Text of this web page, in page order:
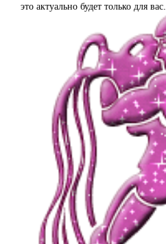
это актуально будет только для вас.